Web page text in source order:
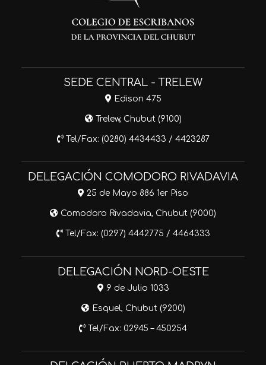
SEDE CENTRAL - TRELEW
Edison 475
Trelew, Chubut (9100)
Tel/Fax: (0280) 4434433 / 4423287
DELEGACIÓN COMODORO RIVADAVIA
25 de Mayo 886 1er Piso
Comodoro Rivadavia, Chubut (9000)
Tel/Fax: (0297) 4442775 / 4464333
DELEGACIÓN NORD-OESTE
9 de Julio 1033
Esquel, Chubut (9200)
Tel/Fax: 02945 – 450254